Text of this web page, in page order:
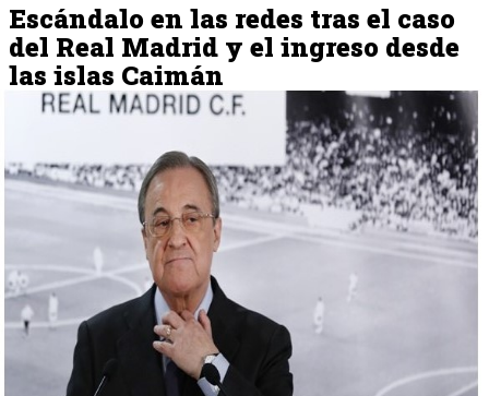
Escándalo en las redes tras el caso
del Real Madrid y el ingreso desde
las islas Caimán